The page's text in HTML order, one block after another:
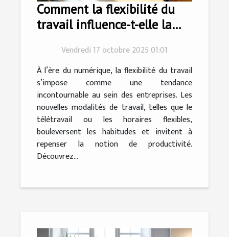
Comment la flexibilité du
travail influence-t-elle la
Vendredi 17 octobre 2025 01:01
À l’ère du numérique, la flexibilité du travail
s’impose comme une tendance
incontournable au sein des entreprises. Les
nouvelles modalités de travail, telles que le
télétravail ou les horaires flexibles,
bouleversent les habitudes et invitent à
repenser la notion de productivité.
Découvrez...